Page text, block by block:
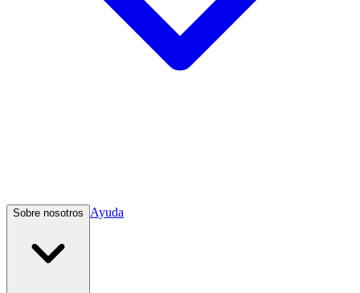
Sobre nosotros Ayuda